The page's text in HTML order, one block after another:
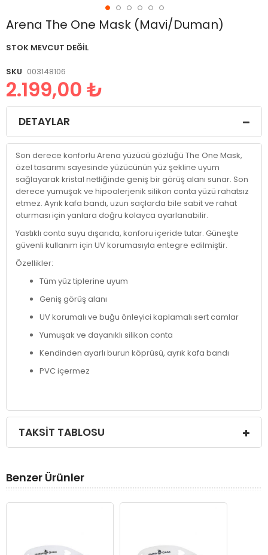
Arena The One Mask (Mavi/Duman)
STOK MEVCUT DEĞIL
SKU 003148106
2.199,00 ₺
Resim
başlangıcına
DETAYLAR
Son derece konforlu Arena yüzücü gözlüğü The One Mask,
özel tasarımı sayesinde yüzücünün yüz şekline uyum
sağlayarak kristal netliğinde geniş bir görüş alanı sunar. Son
derece yumuşak ve hipoalerjenik silikon conta yüzü rahatsız
etmez. Ayrık kafa bandı, uzun saçlarda bile sabit ve rahat
oturması için yanlara doğru kolayca ayarlanabilir.
Yastıklı conta suyu dışarıda, konforu içeride tutar. Güneşte
güvenli kullanım için UV korumasıyla entegre edilmiştir.
Özellikler:
Tüm yüz tiplerine uyum
Geniş görüş alanı
UV korumalı ve buğu önleyici kaplamalı sert camlar
Yumuşak ve dayanıklı silikon conta
Kendinden ayarlı burun köprüsü, ayrık kafa bandı
PVC içermez
TAKSIT TABLOSU
Benzer Ürünler